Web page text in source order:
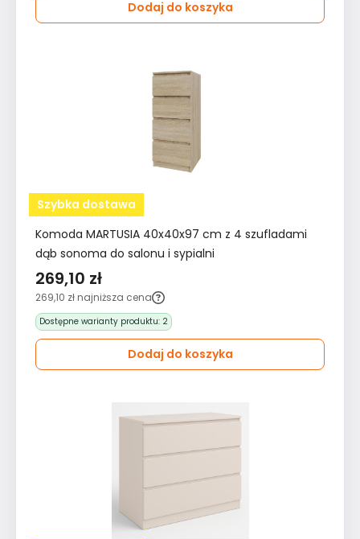
Dodaj do koszyka
Szybka dostawa
Komoda MARTUSIA 40x40x97 cm z 4 szufladami
dąb sonoma do salonu i sypialni
269,10 zł
269,10 zł najniższa cena
Dostępne warianty produktu: 2
Dodaj do koszyka